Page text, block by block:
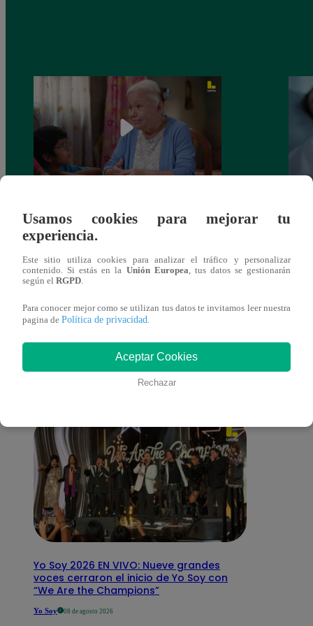
toma una difícil decisión por el futuro de
sus nietos!
También te puede
interesar
Yo Soy 2026 EN VIVO: Nueve grandes
voces cerraron el inicio de Yo Soy con
“We Are the Champions”
Yo Soy 08 de agosto 2026
Usamos cookies para mejorar tu
experiencia.
Este sitio utiliza cookies para analizar el tráfico y personalizar
contenido. Si estás en la Unión Europea , tus datos se gestionarán
según el RGPD
Para conocer mejor como se utilizan tus datos te invitamos leer nuestra
pagina de Política de privacidad
Aceptar Cookies
Rechazar